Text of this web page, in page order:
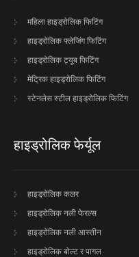
महिला हाइड्रोलिक फिटिंग
हाइड्रोलिक फ्लेजिंग फिटिंग
हाइड्रोलिक ट्यूब फिटिंग
मेट्रिक हाइड्रोलिक फिटिंग
स्टेनलेस स्टील हाइड्रोलिक फिटिंग
हाइड्रोलिक फेर्यूल
हाइड्रोलिक कलर
हाइड्रोलिक नली फेरल्स
हाइड्रोलिक नली आस्तीन
हाइड्रोलिक बोल्ट र पागल